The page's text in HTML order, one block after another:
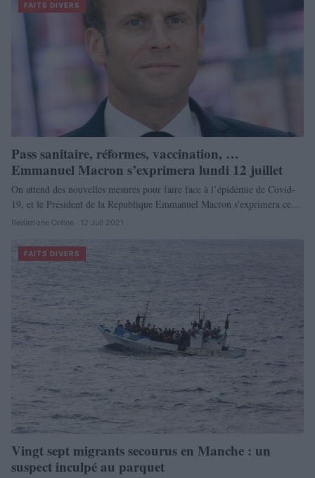
FAITS DIVERS
Pass sanitaire, réformes, vaccination, …
Emmanuel Macron s’exprimera lundi 12 juillet
On attend des nouvelles mesures pour faire face à l’épidémie de Covid-
19, et le Président de la République Emmanuel Macron s'exprimera ce…
Redazione Online · 12 Juil 2021
FAITS DIVERS
Vingt sept migrants secourus en Manche : un
suspect inculpé au parquet